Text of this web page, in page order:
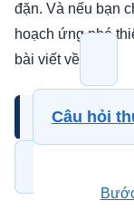
đặn. Và nếu bạn
hoạch ứng phó
bài viết về
Câu hỏi